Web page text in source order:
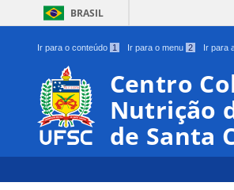
BRASIL
Ir para o conteúdo 1 Ir para o menu 2 Ir para
Centro
Nutrição
de Santa